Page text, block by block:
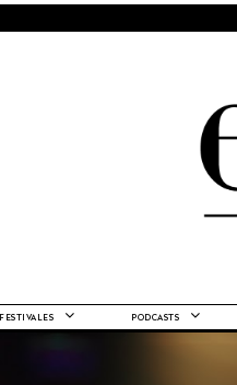
FESTIVALES PODCASTS